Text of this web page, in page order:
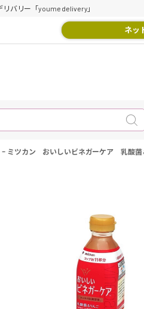
バリー「youme delivery」
ネッ
- ミツカン おいしいビネガーケア 乳酸菌